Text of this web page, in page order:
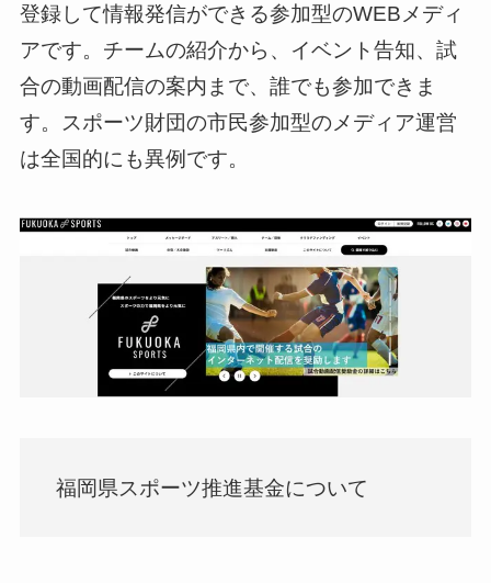
登録して情報発信ができる参加型のWEBメディ
アです。チームの紹介から、イベント告知、試
合の動画配信の案内まで、誰でも参加できま
す。スポーツ財団の市民参加型のメディア運営
は全国的にも異例です。
福岡県スポーツ推進基金について